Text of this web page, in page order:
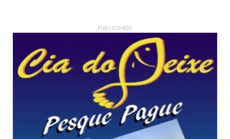
- PUBLICIDADE -